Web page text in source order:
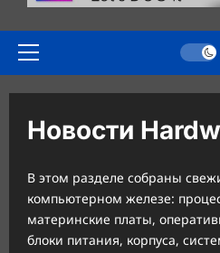
Основное
Новости
В этом разделе собраны
компьютерном железе:
материнские платы,
блоки питания, корпуса,